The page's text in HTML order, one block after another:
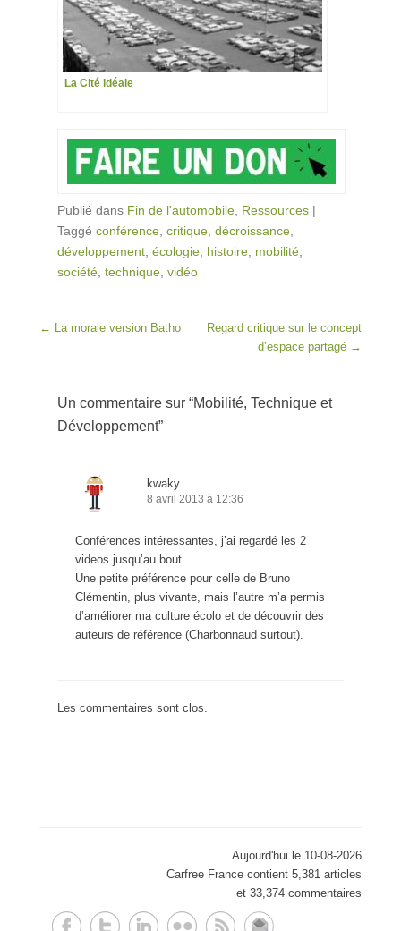
La Cité idéale
Publié dans Fin de l'automobile, Ressources |
Taggé conférence, critique, décroissance,
développement, écologie, histoire, mobilité,
société, technique, vidéo
Post navigation
← La morale version Batho
Regard critique sur le concept
d’espace partagé →
Un commentaire sur “Mobilité, Technique et
Développement”
kwaky
8 avril 2013 à 12:36
Conférences intéressantes, j’ai regardé les 2
videos jusqu’au bout.
Une petite préférence pour celle de Bruno
Clémentin, plus vivante, mais l’autre m’a permis
d’améliorer ma culture écolo et de découvrir des
auteurs de référence (Charbonnaud surtout).
Les commentaires sont clos.
Aujourd'hui le 10-08-2026
Carfree France contient 5,381 articles
et 33,374 commentaires